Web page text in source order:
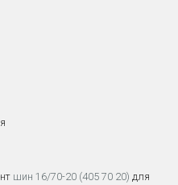
шин 16/70-20 (405 70 20) для